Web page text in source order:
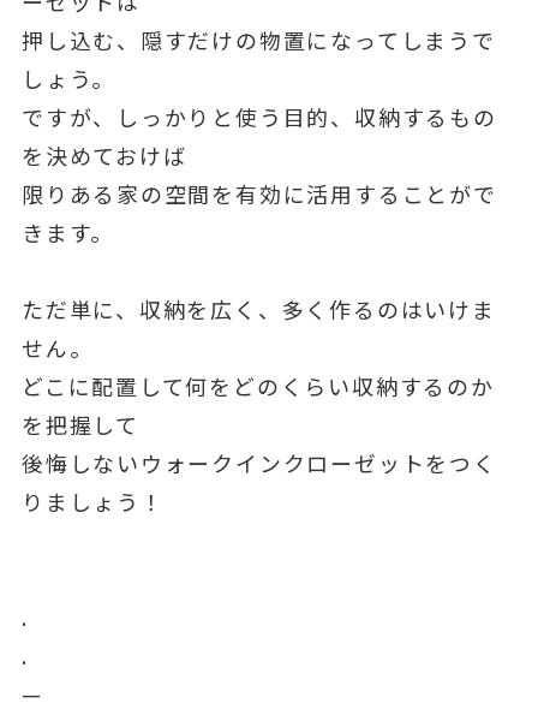
押し込む、隠すだけの物置になってしまうで
しょう。
ですが、しっかりと使う目的、収納するもの
を決めておけば
限りある家の空間を有効に活用することがで
きます。
ただ単に、収納を広く、多く作るのはいけま
せん。
どこに配置して何をどのくらい収納するのか
を把握して
後悔しないウォークインクローゼットをつく
りましょう！
.
.
—